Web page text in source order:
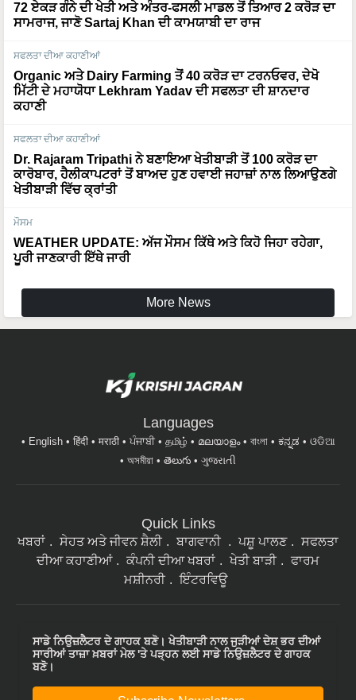
72 ਏਕੜ ਗੰਨੇ ਦੀ ਖੇਤੀ ਅਤੇ ਅੰਤਰ-ਫਸਲੀ ਮਾਡਲ ਤੋਂ ਤਿਆਰ 2 ਕਰੋੜ ਦਾ
ਸਾਮਰਾਜ, ਜਾਣੋ Sartaj Khan ਦੀ ਕਾਮਯਾਬੀ ਦਾ ਰਾਜ
ਸਫਲਤਾ ਦੀਆ ਕਹਾਣੀਆਂ
Organic ਅਤੇ Dairy Farming ਤੋਂ 40 ਕਰੋੜ ਦਾ ਟਰਨਓਵਰ, ਦੇਖੋ
ਮਿੱਟੀ ਦੇ ਮਹਾਯੋਧਾ Lekhram Yadav ਦੀ ਸਫਲਤਾ ਦੀ ਸ਼ਾਨਦਾਰ
ਕਹਾਣੀ
ਸਫਲਤਾ ਦੀਆ ਕਹਾਣੀਆਂ
Dr. Rajaram Tripathi ਨੇ ਬਣਾਇਆ ਖੇਤੀਬਾੜੀ ਤੋਂ 100 ਕਰੋੜ ਦਾ
ਕਾਰੋਬਾਰ, ਹੈਲੀਕਾਪਟਰਾਂ ਤੋਂ ਬਾਅਦ ਹੁਣ ਹਵਾਈ ਜਹਾਜ਼ਾਂ ਨਾਲ ਲਿਆਉਣਗੇ
ਖੇਤੀਬਾੜੀ ਵਿੱਚ ਕ੍ਰਾਂਤੀ
ਮੌਸਮ
WEATHER UPDATE: ਅੱਜ ਮੌਸਮ ਕਿੱਥੇ ਅਤੇ ਕਿਹੋ ਜਿਹਾ ਰਹੇਗਾ,
ਪੂਰੀ ਜਾਣਕਾਰੀ ਇੱਥੇ ਜਾਰੀ
More News
Languages
English हिंदी मराठी ਪੰਜਾਬੀ தமிழ் മലയാളം বাংলা ಕನ್ನಡ
ଓଡିଆ
অসমীয়া
తెలుగు ગુજરાતી
Quick Links
ਖਬਰਾਂ ਸੇਹਤ ਅਤੇ ਜੀਵਨ ਸ਼ੈਲੀ ਬਾਗਵਾਨੀ ਪਸ਼ੂ ਪਾਲਣ
ਸਫਲਤਾ
ਦੀਆ ਕਹਾਣੀਆਂ
ਕੰਪਨੀ ਦੀਆ ਖਬਰਾਂ ਖੇਤੀ ਬਾੜੀ
ਫਾਰਮ
ਮਸ਼ੀਨਰੀ
ਇੰਟਰਵਿਊ
ਸਾਡੇ ਨਿਉਜ਼ਲੈਟਰ ਦੇ ਗਾਹਕ ਬਣੋ। ਖੇਤੀਬਾੜੀ ਨਾਲ ਜੁੜੀਆਂ ਦੇਸ਼ ਭਰ ਦੀਆਂ
ਸਾਰੀਆਂ ਤਾਜ਼ਾ ਖ਼ਬਰਾਂ ਮੇਲ 'ਤੇ ਪੜ੍ਹਨ ਲਈ ਸਾਡੇ ਨਿਉਜ਼ਲੈਟਰ ਦੇ ਗਾਹਕ
ਬਣੋ।